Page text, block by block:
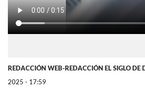
REDACCIÓN WEB-REDACCIÓN EL SIGLO DE
2025 - 17:59